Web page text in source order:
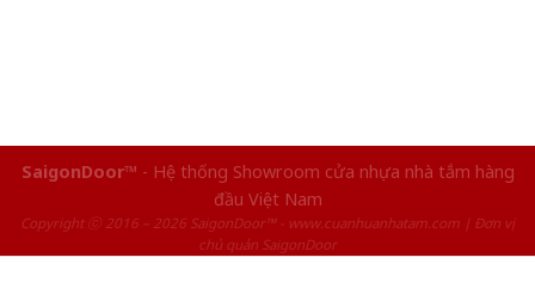
SaigonDoor™ - Hệ thống Showroom cửa nhựa nhà tắm hàng
đầu Việt Nam
Copyright ⓒ 2016 – 2026 SaigonDoor™ - www.cuanhuanhatam.com | Đơn vị
chủ quản SaigonDoor